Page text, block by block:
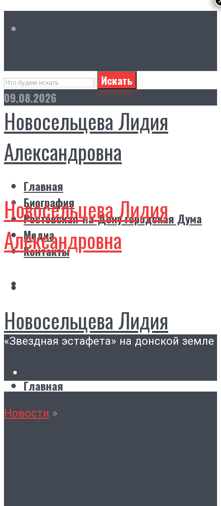
Искать
09.08.2026
Новосельцева Лидия
Александровна
Главная
Биография
Ростовская-на-Дону городская Дума
Медиа
Контакты
Новосельцева Лидия
Александровна
Новосельцева Лидия
Александровна
Главная
Ростовская-на-Дону городская Дума
«Звездная эстафета» на донской земле
Новости »